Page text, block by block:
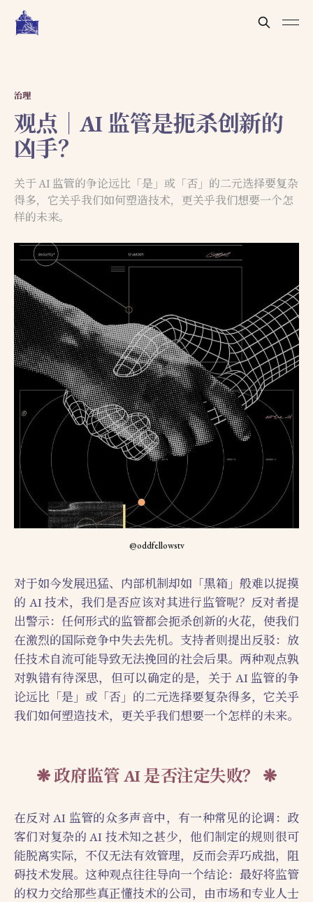
治理
观点｜AI 监管是扼杀创新的
凶手？
关于 AI 监管的争论远比「是」或「否」的二元选择要复杂
得多，它关乎我们如何塑造技术，更关乎我们想要一个怎
样的未来。
@oddfellowstv
对于如今发展迅猛、内部机制却如「黑箱」般难以捉摸
的 AI 技术，我们是否应该对其进行监管呢？反对者提
出警示：任何形式的监管都会扼杀创新的火花，使我们
在激烈的国际竞争中失去先机。支持者则提出反驳：放
任技术自流可能导致无法挽回的社会后果。两种观点孰
对孰错有待深思，但可以确定的是，关于 AI 监管的争
论远比「是」或「否」的二元选择要复杂得多，它关乎
我们如何塑造技术，更关乎我们想要一个怎样的未来。
政府监管 AI 是否注定失败？
在反对 AI 监管的众多声音中，有一种常见的论调：政
客们对复杂的 AI 技术知之甚少，他们制定的规则很可
能脱离实际，不仅无法有效管理，反而会弄巧成拙，阻
碍技术发展。这种观点往往导向一个结论：最好将监管
的权力交给那些真正懂技术的公司，由市场和专业人士